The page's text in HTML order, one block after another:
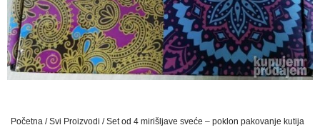
Početna /Svi Proizvodi / Set od 4 mirišljave sveće – poklon pakovanje kutija